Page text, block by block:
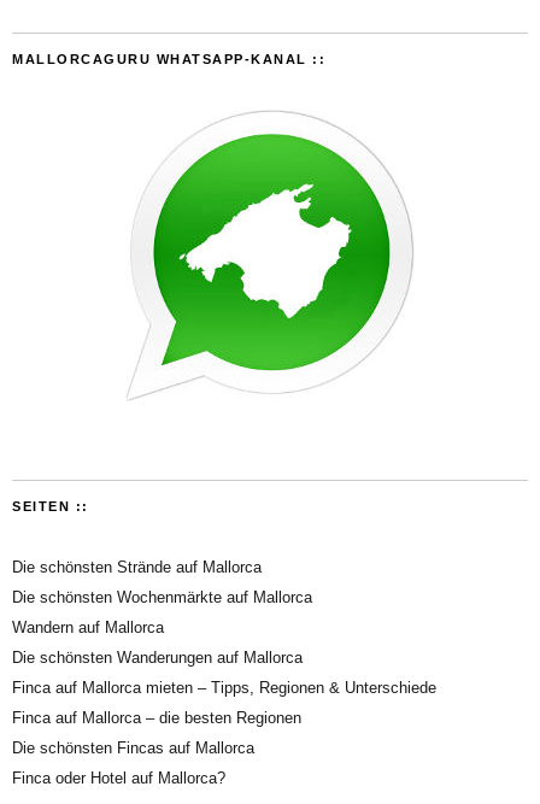
MALLORCAGURU WHATSAPP-KANAL ::
SEITEN ::
Die schönsten Strände auf Mallorca
Die schönsten Wochenmärkte auf Mallorca
Wandern auf Mallorca
Die schönsten Wanderungen auf Mallorca
Finca auf Mallorca mieten – Tipps, Regionen & Unterschiede
Finca auf Mallorca – die besten Regionen
Die schönsten Fincas auf Mallorca
Finca oder Hotel auf Mallorca?